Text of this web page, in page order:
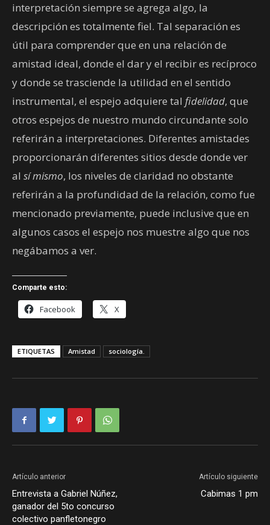
interpretación siempre se agrega algo, la
descripción es totalmente fiel. Tal separación es
útil para comprender que en una relación de
amistad ideal, donde el dar y el recibir es recíproco
y donde se trasciende la utilidad en el sentido
instrumental, el espejo adquiere tal fidelidad, que
otros espejos de nuestro mundo circundante solo
referirán a interpretaciones. Diferentes amistades
proporcionarán diferentes sitios desde donde ver
al sí mismo, los niveles de claridad no obstante
referirán a la profundidad de la relación, como fue
mencionado previamente, puede inclusive que en
algunos casos el espejo nos muestre algo que nos
negábamos a ver.
Comparte esto:
Facebook X
ETIQUETAS Amistad sociología.
Artículo anterior
Entrevista a Gabriel Núñez,
ganador del 5to concurso
colectivo panfletonegro
Artículo siguiente
Cabimas 1 pm